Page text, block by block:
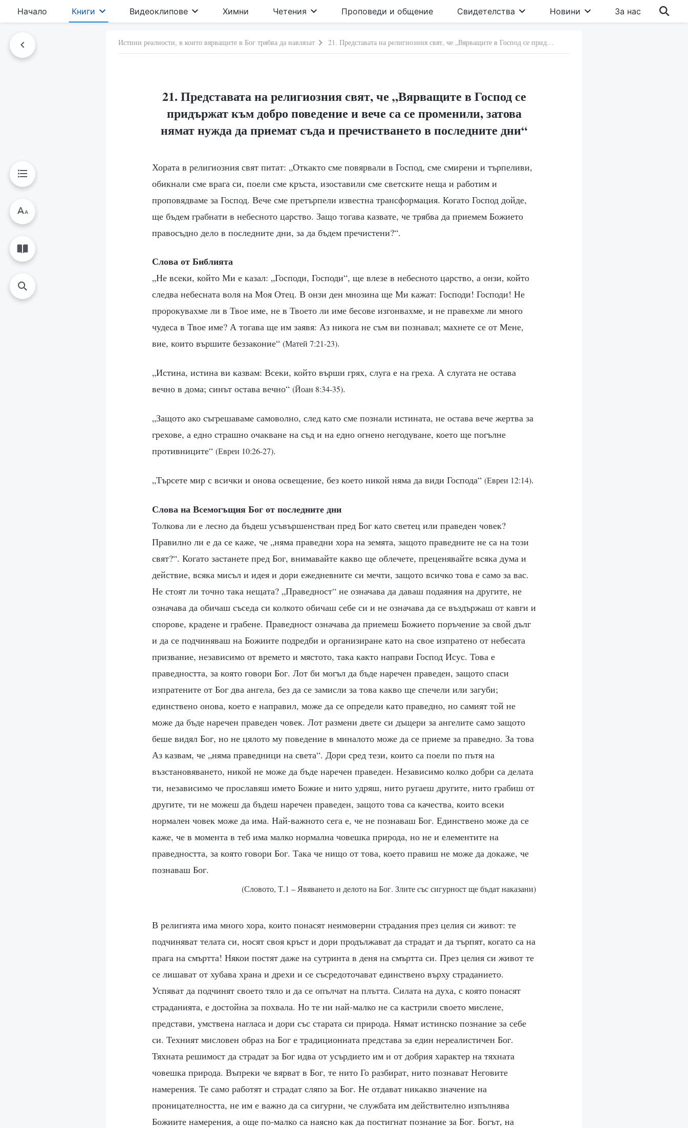
Начало Книги Видеоклипове Химни Четения Проповеди и общение Свидетелства Новини За нас
Истини реалности, в които вярващите в Бог трябва да навлязат 21. Представата на религиозния свят, че „Вярващите в Господ се придържат към добро поведение и вече са се променили, затова нямат нужда да приемат съда и пречистването в последните дни“
21. Представата на религиозния свят, че „Вярващите в Господ се
придържат към добро поведение и вече са се променили, затова
нямат нужда да приемат съда и пречистването в последните дни“
Хората в религиозния свят питат: „Откакто сме повярвали в Господ, сме смирени и търпеливи,
обикнали сме врага си, поели сме кръста, изоставили сме светските неща и работим и
проповядваме за Господ. Вече сме претърпели известна трансформация. Когато Господ дойде,
ще бъдем грабнати в небесното царство. Защо тогава казвате, че трябва да приемем Божието
правосъдно дело в последните дни, за да бъдем пречистени?“.
Слова от Библията
„Не всеки, който Ми е казал: „Господи, Господи“, ще влезе в небесното царство, а онзи, който
следва небесната воля на Моя Отец. В онзи ден мнозина ще Ми кажат: Господи! Господи! Не
пророкувахме ли в Твое име, не в Твоето ли име бесове изгонвахме, и не правехме ли много
чудеса в Твое име? А тогава ще им заявя: Аз никога не съм ви познавал; махнете се от Мене,
вие, които вършите беззаконие“ (Матей 7:21-23).
„Истина, истина ви казвам: Всеки, който върши грях, слуга е на греха. А слугата не остава
вечно в дома; синът остава вечно“ (Йоан 8:34-35).
„Защото ако съгрешаваме самоволно, след като сме познали истината, не остава вече жертва за
грехове, а едно страшно очакване на съд и на едно огнено негодуване, което ще погълне
противниците“ (Евреи 10:26-27).
„Търсете мир с всички и онова освещение, без което никой няма да види Господа“ (Евреи 12:14).
Слова на Всемогъщия Бог от последните дни
Толкова ли е лесно да бъдеш усъвършенстван пред Бог като светец или праведен човек?
Правилно ли е да се каже, че „няма праведни хора на земята, защото праведните не са на този
свят?“. Когато застанете пред Бог, внимавайте какво ще облечете, преценявайте всяка дума и
действие, всяка мисъл и идея и дори ежедневните си мечти, защото всичко това е само за вас.
Не стоят ли точно така нещата? „Праведност“ не означава да даваш подаяния на другите, не
означава да обичаш съседа си колкото обичаш себе си и не означава да се въздържаш от кавги и
спорове, крадене и грабене. Праведност означава да приемеш Божието поръчение за свой дълг
и да се подчиняваш на Божиите подредби и организиране като на свое изпратено от небесата
призвание, независимо от времето и мястото, така както направи Господ Исус. Това е
праведността, за която говори Бог. Лот би могъл да бъде наречен праведен, защото спаси
изпратените от Бог два ангела, без да се замисли за това какво ще спечели или загуби;
единствено онова, което е направил, може да се определи като праведно, но самият той не
може да бъде наречен праведен човек. Лот размени двете си дъщери за ангелите само защото
беше видял Бог, но не цялото му поведение в миналото може да се приеме за праведно. За това
Аз казвам, че „няма праведници на света“. Дори сред тези, които са поели по пътя на
възстановяването, никой не може да бъде наречен праведен. Независимо колко добри са делата
ти, независимо че прославяш името Божие и нито удряш, нито ругаеш другите, нито грабиш от
другите, ти не можеш да бъдеш наречен праведен, защото това са качества, които всеки
нормален човек може да има. Най-важното сега е, че не познаваш Бог. Единствено може да се
каже, че в момента в теб има малко нормална човешка природа, но не и елементите на
праведността, за която говори Бог. Така че нищо от това, което правиш не може да докаже, че
познаваш Бог.
(Словото, Т.1 – Явяването и делото на Бог. Злите със сигурност ще бъдат наказани)
В религията има много хора, които понасят неимоверни страдания през целия си живот: те
подчиняват телата си, носят своя кръст и дори продължават да страдат и да търпят, когато са на
прага на смъртта! Някои постят даже на сутринта в деня на смъртта си. През целия си живот те
се лишават от хубава храна и дрехи и се съсредоточават единствено върху страданието.
Успяват да подчинят своето тяло и да се опълчат на плътта. Силата на духа, с която понасят
страданията, е достойна за похвала. Но те ни най-малко не са кастрили своето мислене,
представи, умствена нагласа и дори със старата си природа. Нямат истинско познание за себе
си. Техният мисловен образ на Бог е традиционната представа за един нереалистичен Бог.
Тяхната решимост да страдат за Бог идва от усърдието им и от добрия характер на тяхната
човешка природа. Въпреки че вярват в Бог, те нито Го разбират, нито познават Неговите
намерения. Те само работят и страдат сляпо за Бог. Не отдават никакво значение на
проницателността, не им е важно да са сигурни, че службата им действително изпълнява
Божиите намерения, а още по-малко са наясно как да постигнат познание за Бог. Богът, на